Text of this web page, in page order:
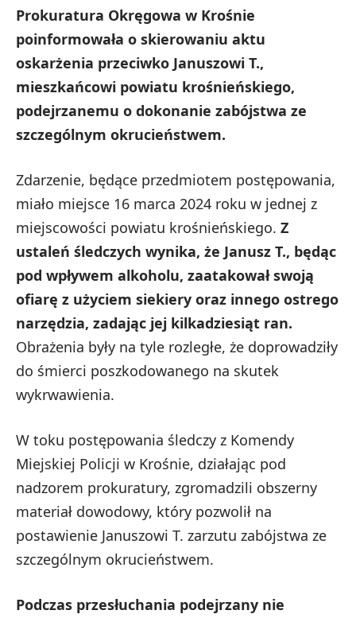
Prokuratura Okręgowa w Krośnie
poinformowała o skierowaniu aktu
oskarżenia przeciwko Januszowi T.,
mieszkańcowi powiatu krośnieńskiego,
podejrzanemu o dokonanie zabójstwa ze
szczególnym okrucieństwem.
Zdarzenie, będące przedmiotem postępowania,
miało miejsce 16 marca 2024 roku w jednej z
miejscowości powiatu krośnieńskiego. Z
ustaleń śledczych wynika, że Janusz T., będąc
pod wpływem alkoholu, zaatakował swoją
ofiarę z użyciem siekiery oraz innego ostrego
narzędzia, zadając jej kilkadziesiąt ran.
Obrażenia były na tyle rozległe, że doprowadziły
do śmierci poszkodowanego na skutek
wykrwawienia.
W toku postępowania śledczy z Komendy
Miejskiej Policji w Krośnie, działając pod
nadzorem prokuratury, zgromadzili obszerny
materiał dowodowy, który pozwolił na
postawienie Januszowi T. zarzutu zabójstwa ze
szczególnym okrucieństwem.
Podczas przesłuchania podejrzany nie